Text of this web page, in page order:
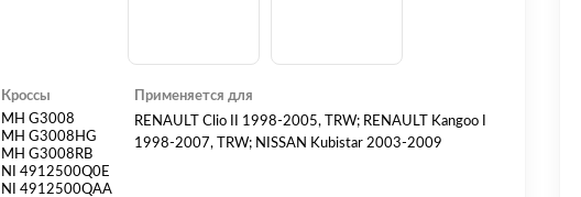
Кроссы
MH G3008
MH G3008HG
MH G3008RB
NI 4912500Q0E
NI 4912500QAA
Применяется для
RENAULT Clio II 1998-2005, TRW; RENAULT Kangoo I
1998-2007, TRW; NISSAN Kubistar 2003-2009